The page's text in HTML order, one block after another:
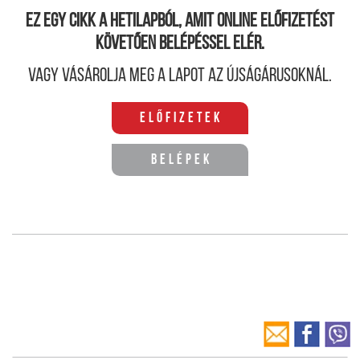
Ez egy cikk a hetilapból, amit online előfizetést
követően belépéssel elér.
Vagy vásárolja meg a lapot az újságárusoknál.
Előfizetek
Belépek